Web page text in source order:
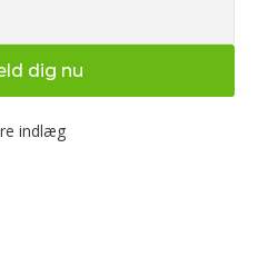
dig nu
indlæg